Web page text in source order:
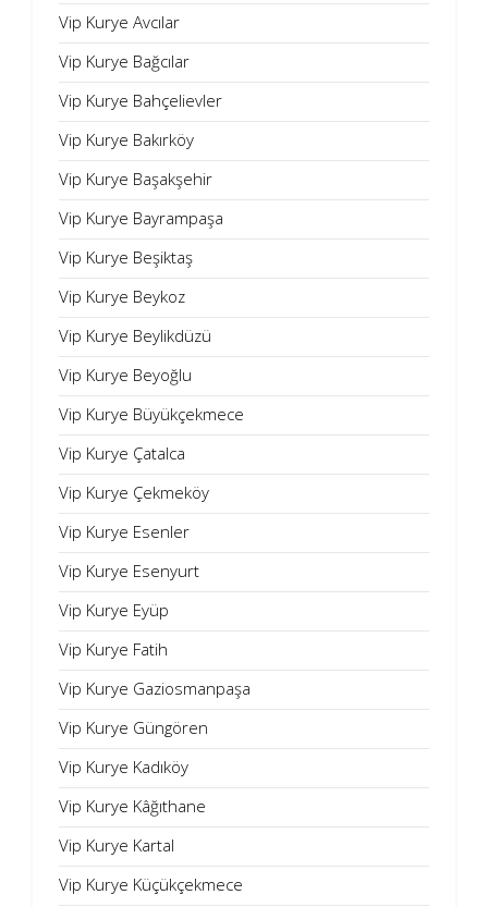
Vip Kurye Avcılar
Vip Kurye Bağcılar
Vip Kurye Bahçelievler
Vip Kurye Bakırköy
Vip Kurye Başakşehir
Vip Kurye Bayrampaşa
Vip Kurye Beşiktaş
Vip Kurye Beykoz
Vip Kurye Beylikdüzü
Vip Kurye Beyoğlu
Vip Kurye Büyükçekmece
Vip Kurye Çatalca
Vip Kurye Çekmeköy
Vip Kurye Esenler
Vip Kurye Esenyurt
Vip Kurye Eyüp
Vip Kurye Fatih
Vip Kurye Gaziosmanpaşa
Vip Kurye Güngören
Vip Kurye Kadıköy
Vip Kurye Kâğıthane
Vip Kurye Kartal
Vip Kurye Küçükçekmece